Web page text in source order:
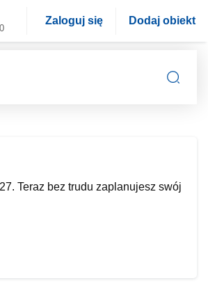
Zaloguj się Dodaj obiekt
Teraz bez trudu zaplanujesz swój